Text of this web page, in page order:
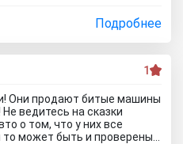
вырастет на приличную
каско якобы первый год в
и страхование
не связана с риском
на складе.
По отзывам об
со скрученным
Народ, не тратьте время
Обманщикам в карму все
Подробнее
1
Они продают битые машины
ведитесь на сказки
о том, что у них все
может быть и проверены,